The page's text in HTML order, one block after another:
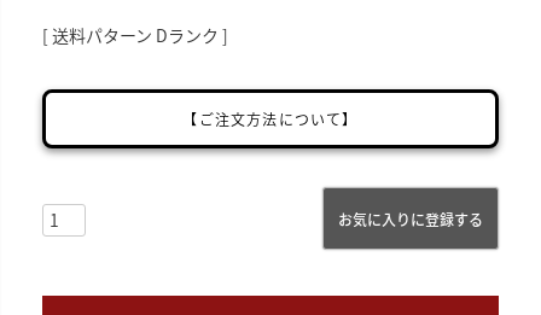
送料パターン Dランク
【ご注文方法について】
お気に入りに登録する